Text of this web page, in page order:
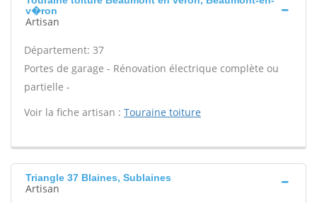
v�ron
Artisan
Département: 37
Portes de garage - Rénovation électrique complète ou
partielle -
Voir la fiche artisan : Touraine toiture
Triangle 37 Blaines, Sublaines
Artisan